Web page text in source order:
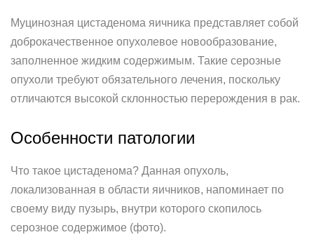
Муцинозная цистаденома яичника представляет собой
доброкачественное опухолевое новообразование,
заполненное жидким содержимым. Такие серозные
опухоли требуют обязательного лечения, поскольку
отличаются высокой склонностью перерождения в рак.
Особенности патологии
Что такое цистаденома? Данная опухоль,
локализованная в области яичников, напоминает по
своему виду пузырь, внутри которого скопилось
серозное содержимое (фото).